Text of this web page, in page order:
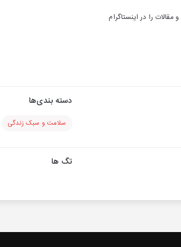
دسته بندی‌ها
سلامت و سبک زندگی
تگ ها